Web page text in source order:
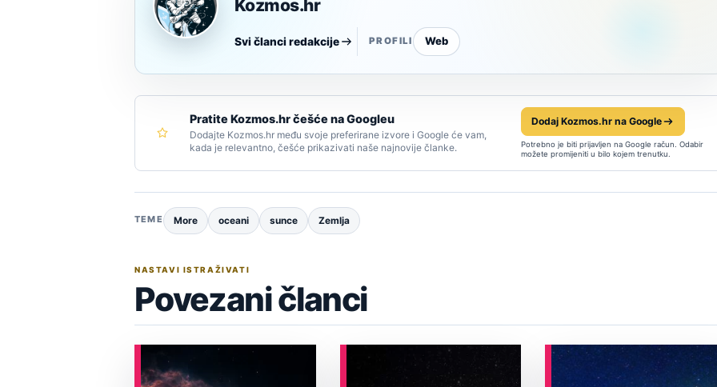
Kozmos.hr
Svi članci redakcije PROFILI Web
Pratite Kozmos.hr češće na Googleu
Dodajte Kozmos.hr među svoje preferirane izvore i Google će vam,
kada je relevantno, češće prikazivati naše najnovije članke.
Dodaj Kozmos.hr na Google
Potrebno je biti prijavljen na Google račun. Odabir
možete promijeniti u bilo kojem trenutku.
TEME More oceani sunce Zemlja
NASTAVI ISTRAŽIVATI
Povezani članci